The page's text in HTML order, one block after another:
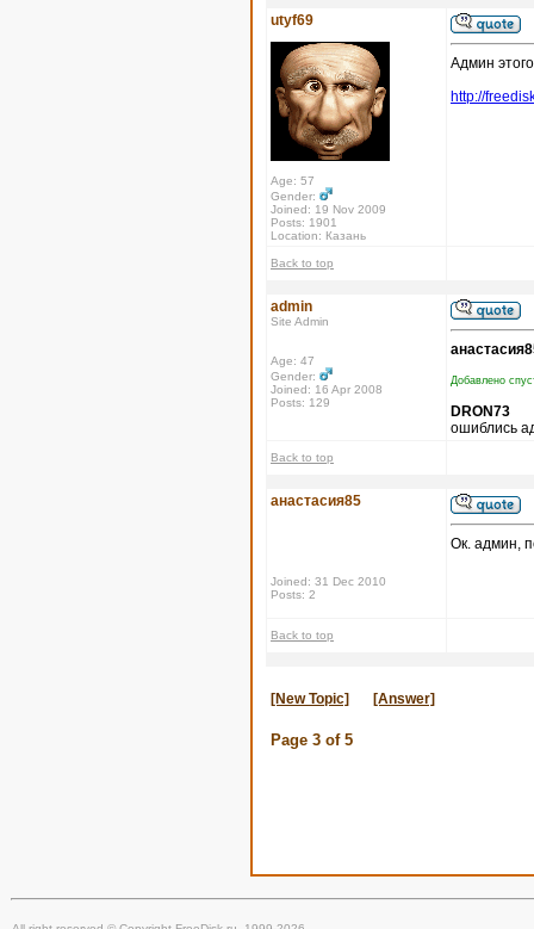
utyf69
Age: 57
Gender:
Joined: 19 Nov 2009
Posts: 1901
Location: Казань
Админ
http://
Back to top
admin
Site Admin
Age: 47
Gender:
Joined: 16 Apr 2008
Posts: 129
Добавлено
DRON73
ошиблись
Back to top
анастасия85
Joined: 31 Dec 2010
Posts: 2
Ок. админ,
Back to top
[New Topic] [Answer]
Page 3 of 5